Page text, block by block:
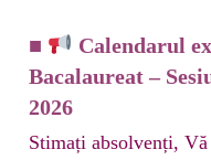
■
Calendarul
Bacalaureat –
2026
Stimați absolvenți,